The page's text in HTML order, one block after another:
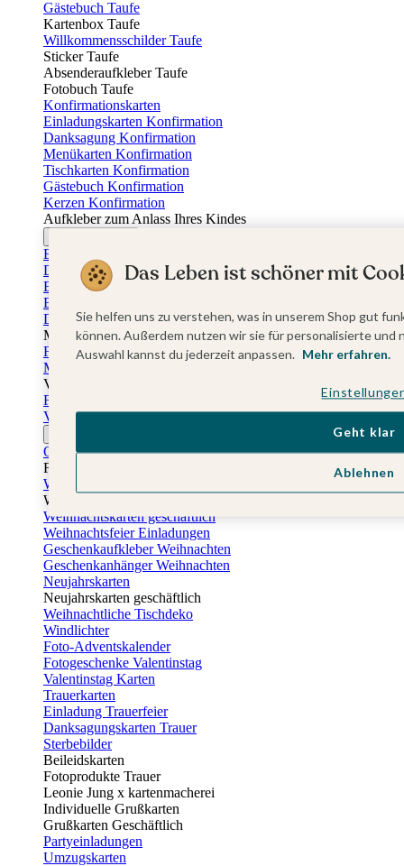
Gästebuch Taufe
Kartenbox Taufe
Willkommensschilder Taufe
Sticker Taufe
Absenderaufkleber Taufe
Fotobuch Taufe
Konfirmationskarten
Einladungskarten Konfirmation
Danksagung Konfirmation
Menükarten Konfirmation
Tischkarten Konfirmation
Gästebuch Konfirmation
Kerzen Konfirmation
Aufkleber zum Anlass Ihres Kindes
Einladungskarten Firmung
Dankeskarten Firmung
Einschulungskarten
Einladungskarten Einschulung
Danksagung Einschulung
Muttertag
Fotogeschenke Muttertag
Muttertagskarten
Vatertag
Fotogeschenke Vatertag
Vatertagskarten
Osterkarten
Fotogeschenke zu Ostern
Weihnachtskarten
Weihnachtskarten selbst gestalten
Weihnachtskarten geschäftlich
Weihnachtsfeier Einladungen
Geschenkaufkleber Weihnachten
Geschenkanhänger Weihnachten
Neujahrskarten
Neujahrskarten geschäftlich
Weihnachtliche Tischdeko
Windlichter
Foto-Adventskalender
Fotogeschenke Valentinstag
Valentinstag Karten
Trauerkarten
Einladung Trauerfeier
Danksagungskarten Trauer
Sterbebilder
Beileidskarten
Fotoprodukte Trauer
Leonie Jung x kartenmacherei
Individuelle Grußkarten
Grußkarten Geschäftlich
Partyeinladungen
Umzugskarten
Das Leben ist schöner mit
Sie helfen uns zu verstehen, was in unserem Shop gut
können. Außerdem nutzen wir sie für personalisierte
Auswahl kannst du jederzeit anpassen. Mehr erfahren.
Ablehnen
Geht klar